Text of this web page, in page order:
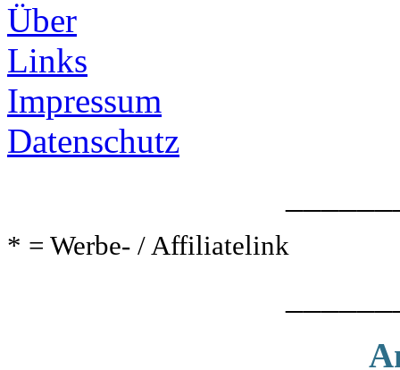
Über
Links
Impressum
Datenschutz
* = Werbe- / Affiliatelink